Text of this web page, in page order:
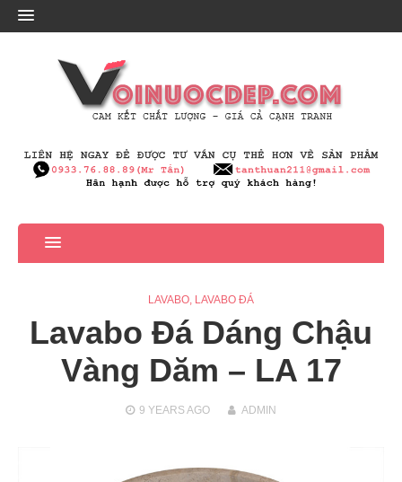
LAVABO, LAVABO ĐÁ
Lavabo Đá Dáng Chậu
Vàng Dăm – LA 17
9 YEARSAGO ADMIN